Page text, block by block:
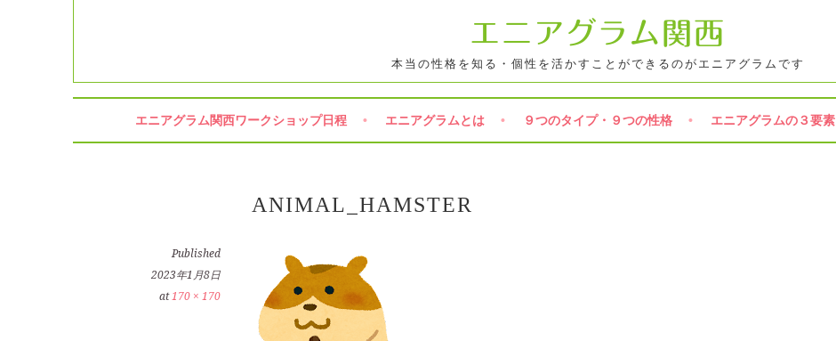
エニアグラム関西
本当の性格を知る・個性を活かすことができるのがエニアグラムです
エニアグラム関西ワークショップ日程 エニアグラムとは ９つのタイプ・９つの性格 エニアグラムの３要素
ANIMAL_HAMSTER
Published
2023年1月8日
at170 × 170